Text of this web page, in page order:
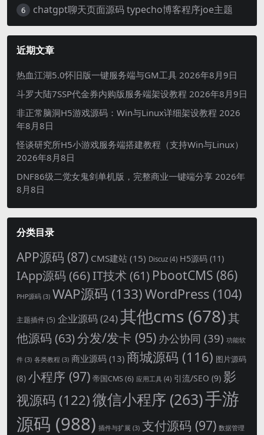
6 chatgpt聊天页面源码 typecho博客程序joe主题
近期文章
热血江湖5.0怀旧版一键服务端与GM工具 2026年8月9日
斗罗大陆7SSP代金券内购版服务端架设教程 2026年8月9日
非正常脑洞H5游戏源码：Win与Linux详细架设教程 2026
年8月8日
怪谈研究所H5小游戏服务端搭建教程（支持Win与Linux）
2026年8月8日
DNF86级二觉女鬼剑单机版，完整商业一键端分享 2026年
8月8日
分类目录
APP源码 (87) CMS建站 (15) Discuz (4) H5源码 (11)
IApp源码 (66)IT技术 (61) PbootCMS (86)
PHP源码 (3) WAP源码 (133)WordPress (104)
主题插件(5) 企业源码 (24)其他cms (678)其
他源码 (63)分发/发卡 (95) 办公协同 (39) 功能软
件 (3) 各类教程 (3) 商业源码 (13) 商城源码 (116) 图片源码
(8) 小程序 (97) 帝国CMS(6) 应用工具 (4) 引流/SEO (9) 影
视源码 (122)微信小程序 (263)手游
源码 (988) 插件与扩展 (3) 支付源码 (97) 数据管理